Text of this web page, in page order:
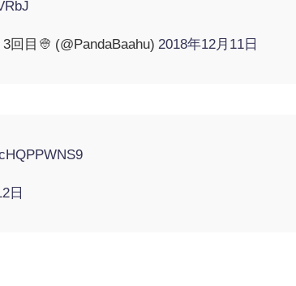
回目👳 (@PandaBaahu) 2018年12月11日
日